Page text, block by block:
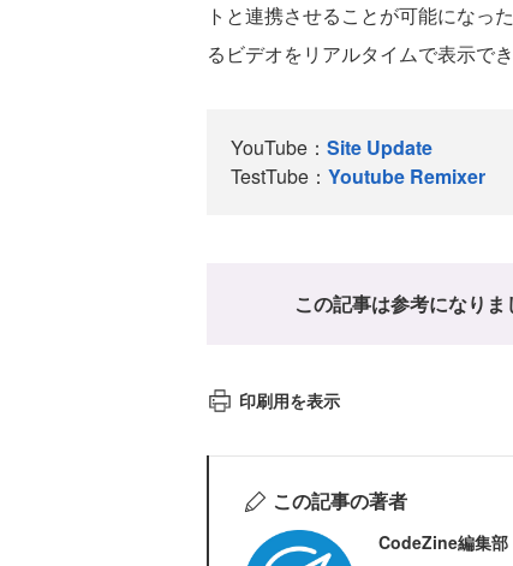
トと連携させることが可能になっ
るビデオをリアルタイムで表示で
YouTube： Site Update
TestTube： Youtube Remixer
この記事は参考になりま
印刷用を表示
この記事の著者
CodeZine編集部